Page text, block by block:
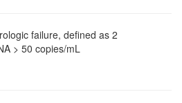
failure, defined as 2
> 50 copies/mL